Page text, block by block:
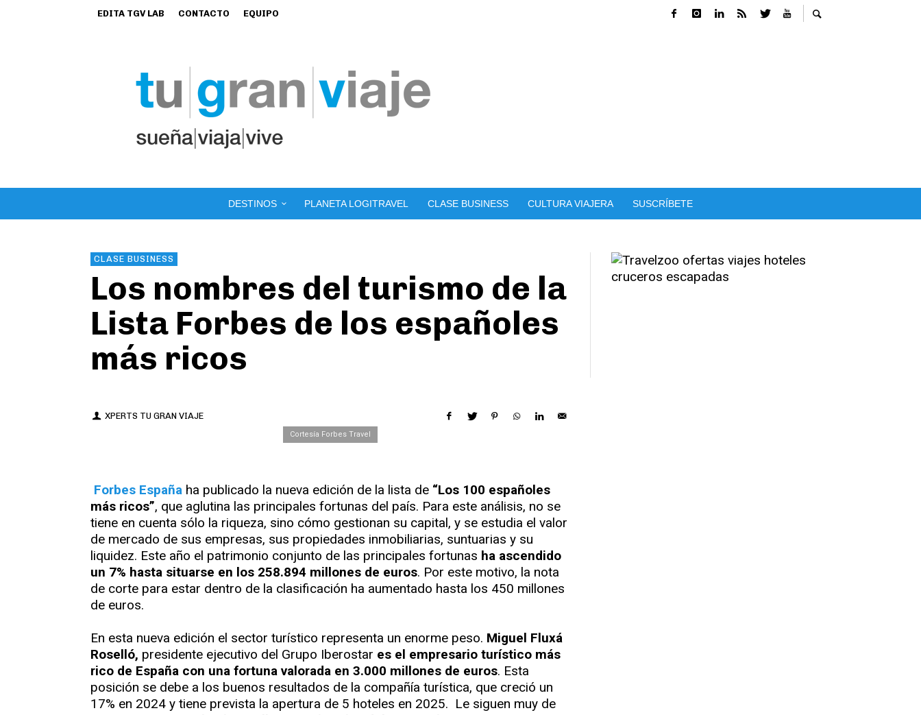
EDITA TGV LAB CONTACTO EQUIPO
DESTINOS PLANETA LOGITRAVEL CLASE BUSINESS CULTURA VIAJERA SUSCRÍBETE
CLASE BUSINESS
Los nombres del turismo de la
Lista Forbes de los españoles
más ricos
XPERTS TU GRAN VIAJE
Cortesía Forbes Travel
Forbes España ha publicado la nueva edición de la lista de “Los 100 españoles
más ricos”, que aglutina las principales fortunas del país. Para este análisis, no se
tiene en cuenta sólo la riqueza, sino cómo gestionan su capital, y se estudia el valor
de mercado de sus empresas, sus propiedades inmobiliarias, suntuarias y su
liquidez. Este año el patrimonio conjunto de las principales fortunas ha ascendido
un 7% hasta situarse en los 258.894 millones de euros. Por este motivo, la nota
de corte para estar dentro de la clasificación ha aumentado hasta los 450 millones
de euros.
En esta nueva edición el sector turístico representa un enorme peso. Miguel Fluxá
Roselló, presidente ejecutivo del Grupo Iberostar es el empresario turístico más
rico de España con una fortuna valorada en 3.000 millones de euros. Esta
posición se debe a los buenos resultados de la compañía turística, que creció un
17% en 2024 y tiene prevista la apertura de 5 hoteles en 2025. Le siguen muy de